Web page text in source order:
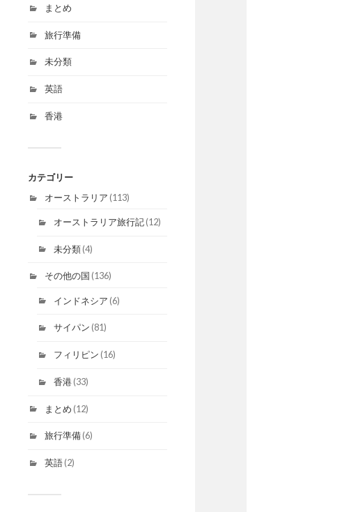
まとめ
旅行準備
未分類
英語
香港
カテゴリー
オーストラリア (113)
オーストラリア旅行記(12)
未分類(4)
その他の国 (136)
インドネシア (6)
サイパン (81)
フィリピン (16)
香港(33)
まとめ (12)
旅行準備(6)
英語(2)